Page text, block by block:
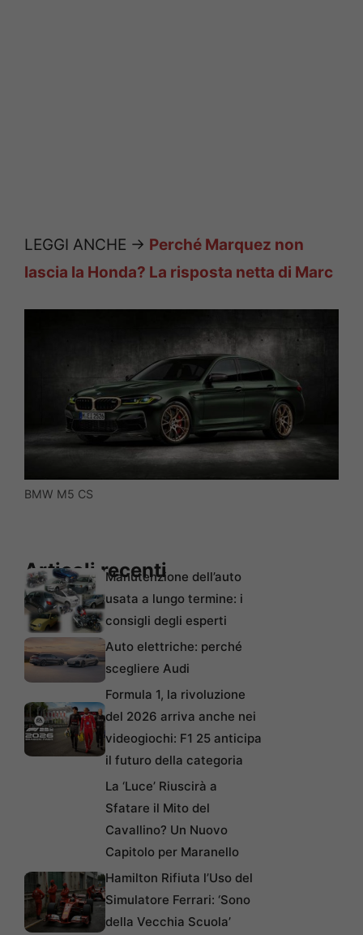
LEGGI ANCHE -> Perché Marquez non
lascia la Honda? La risposta netta di Marc
BMW M5 CS
Articoli recentiManutenzione dell’auto
usata a lungo termine: i
consigli degli esperti
Auto elettriche: perché
scegliere Audi
Formula 1, la rivoluzione
del 2026 arriva anche nei
videogiochi: F1 25 anticipa
il futuro della categoria
La ‘Luce’ Riuscirà a
Sfatare il Mito del
Cavallino? Un Nuovo
Capitolo per Maranello
Hamilton Rifiuta l’Uso del
Simulatore Ferrari: ‘Sono
della Vecchia Scuola’